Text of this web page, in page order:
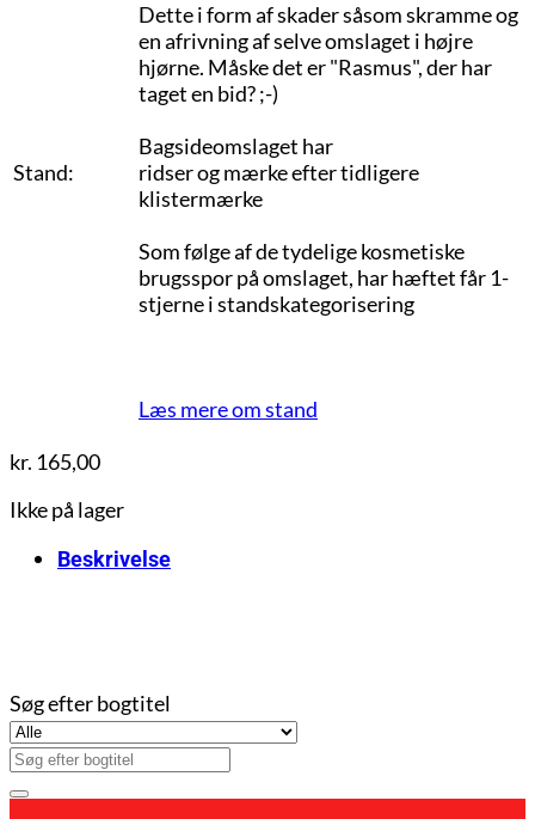
Stand:
Dette i form af skader såsom skramme og
en afrivning af selve omslaget i højre
hjørne. Måske det er "Rasmus", der har
taget en bid? ;-)
Bagsideomslaget har
ridser og mærke efter tidligere
klistermærke
Som følge af de tydelige kosmetiske
brugsspor på omslaget, har hæftet får 1-
stjerne i standskategorisering
Læs mere om stand
kr. 165,00
Ikke på lager
Beskrivelse
Søg efter bogtitel
Søg